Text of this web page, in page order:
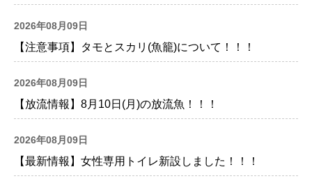
2026年08月09日
【注意事項】タモとスカリ(魚籠)について！！！
2026年08月09日
【放流情報】8月10日(月)の放流魚！！！
2026年08月09日
【最新情報】女性専用トイレ新設しました！！！